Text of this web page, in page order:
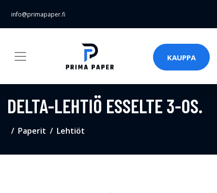
info@primapaper.fi
KAUPPA
DELTA-LEHTIÖ ESSELTE 3-OS.
Paperit Lehtiöt